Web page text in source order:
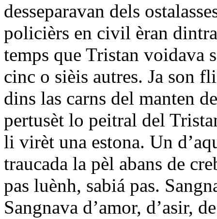
desseparavan dels
policièrs en civil èran
temps que Tristan voidava
cinc o sièis autres. Ja son
dins las carns del manten
pertusèt lo peitral del
li virèt una estona. Un
traucada la pèl abans de
pas luènh, sabiá pas.
Sangnava d’amor, d’asir,